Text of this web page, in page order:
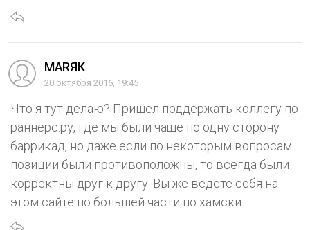
МАRЯК
20 октября 2016, 19:45
Что я тут делаю? Пришел поддержать коллегу по
раннерс.ру, где мы были чаще по одну сторону
баррикад, но даже если по некоторым вопросам
позиции были противоположны, то всегда были
корректны друг к другу. Вы же ведёте себя на
этом сайте по большей части по хамски.